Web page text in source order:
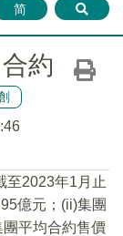
简
約
至2023年1月止
億元；(ii)集團
平均合約售價